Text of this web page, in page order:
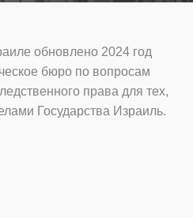
обновлено 2024 год
бюро по вопросам
права для тех,
Государства Израиль.